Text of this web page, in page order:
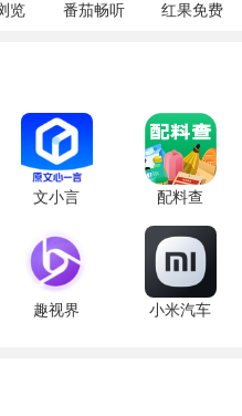
览
番茄畅听
红果免费
文小言
安卓版
配料查
3.0.1 官方
版
趣视界
小米汽车